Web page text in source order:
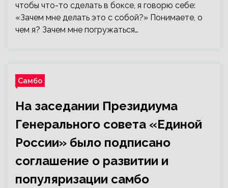
чтобы что-то сделать в боксе, я говорю себе:
«Зачем мне делать это с собой?» Понимаете, о
чем я? Зачем мне погружаться…
Самбо
На заседании Президиума
Генерального совета «Единой
России» было подписано
соглашение о развитии и
популяризации самбо